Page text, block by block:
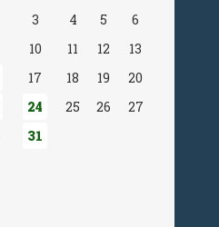
3 4 5
6
10 11 12
13
17 18 19
20
24 25 26
27
31